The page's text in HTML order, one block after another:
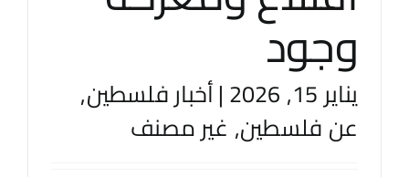
وجود
يناير 15, 2026 |أخبار فلسطين,
عن فلسطين, غير مصنف